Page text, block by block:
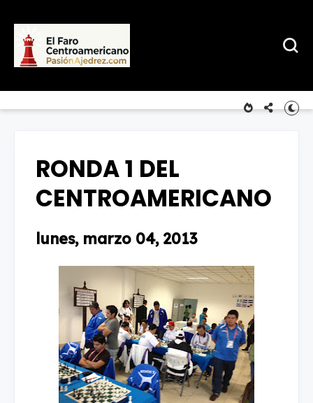
RONDA 1 DEL
CENTROAMERICANO
lunes, marzo 04, 2013